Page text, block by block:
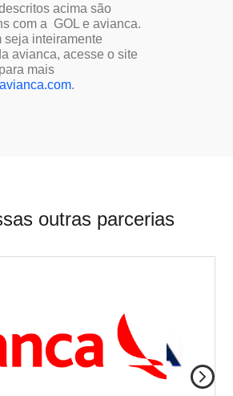
acima são
com a GOL e avianca.
seja inteiramente
avianca, acesse o site
mais
.
outras parcerias